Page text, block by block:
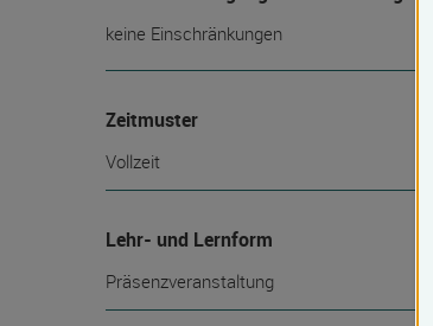
keine Einschränkungen
Zeitmuster
Vollzeit
Lehr- und Lernform
Präsenzveranstaltung